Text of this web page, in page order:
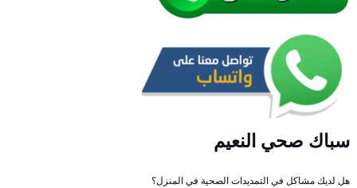
سباك صحي النعيم
هل لديك مشاكل في التمديدات الصحية في المنزل؟